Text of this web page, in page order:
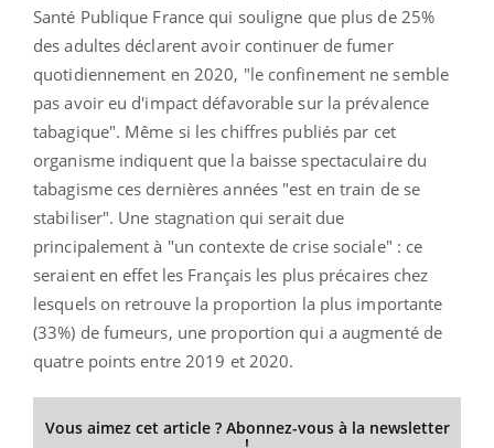
Santé Publique France qui souligne que plus de 25%
des adultes déclarent avoir continuer de fumer
quotidiennement en 2020, "le confinement ne semble
pas avoir eu d'impact défavorable sur la prévalence
tabagique". Même si les chiffres publiés par cet
organisme indiquent que la baisse spectaculaire du
tabagisme ces dernières années "est en train de se
stabiliser". Une stagnation qui serait due
principalement à "un contexte de crise sociale" : ce
seraient en effet les Français les plus précaires chez
lesquels on retrouve la proportion la plus importante
(33%) de fumeurs, une proportion qui a augmenté de
quatre points entre 2019 et 2020.
Vous aimez cet article ? Abonnez-vous à la newsletter